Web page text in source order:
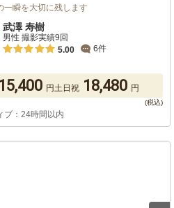
一瞬を大切に残します
武澤 寿樹
男性 撮影実績9回
5.00
6件
15,400 円土日祝 18,480 円
ブ：24時間以内